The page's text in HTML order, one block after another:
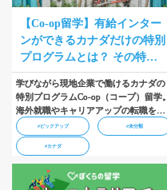
【Co-op留学】有給インター
ンができるカナダだけの特別
プログラムとは？ その特徴
やワーキングホリデーとの違
いを解説
学びながら現地企業で働けるカナダの
特別プログラムCo-op（コープ）留学。
海外就職やキャリアアップの転職を考
えている人を中心に、人気が高まって
いる留学プログラムの一つです。この
記事では、Co-op留学の特徴、学べる専
門分野、ワーキングホリデーとの違
い、Co-op留学の魅力や費用について解
#ピックアップ #未分類
#カナダ